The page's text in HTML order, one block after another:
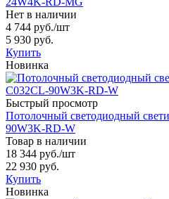
Нет в наличии
4 744 руб./шт
5 930 руб.
Купить
Новинка
Быстрый просмотр
Потолочный светодиодный
90W3K-RD-W
Товар в наличии
18 344 руб./шт
22 930 руб.
Купить
Новинка